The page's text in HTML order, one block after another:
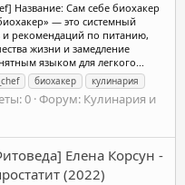
Название: Сам себе биохакер
— это системный
и рекомендаций по питанию,
жизни и замедление
языком для легкого...
биохакер
кулинария
0 Форум: Кулинария и
Елена Корсун -
(2022)